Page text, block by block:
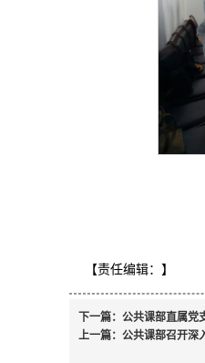
【责任编辑： 】
下一篇： 公共课部直属党
上一篇： 公共课部召开深